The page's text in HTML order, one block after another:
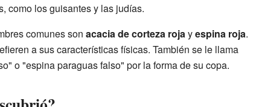
como los guisantes y las judías.
comunes son acacia de corteza rojayespina roja.
a sus características físicas. También se le llama
o "espina paraguas falso" por la forma de su copa.